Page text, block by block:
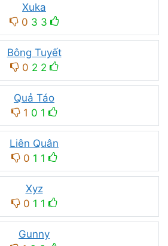
Xuka
0 3 3
Bông Tuyết
0 2 2
Quả Táo
1 0 1
Liên Quân
0 1 1
Xyz
0 1 1
Gunny